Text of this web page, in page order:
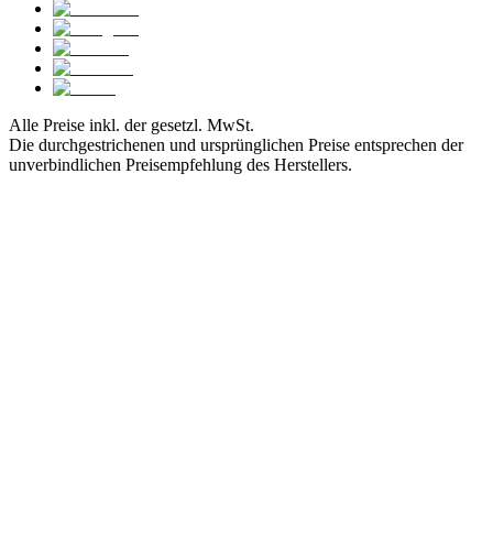
Alle Preise inkl. der gesetzl. MwSt.
Die durchgestrichenen und ursprünglichen Preise entsprechen der
unverbindlichen Preisempfehlung des Herstellers.